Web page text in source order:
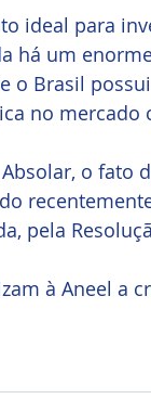
ideal para
há um
o Brasil
no mercado
o fato
pela
à Aneel a